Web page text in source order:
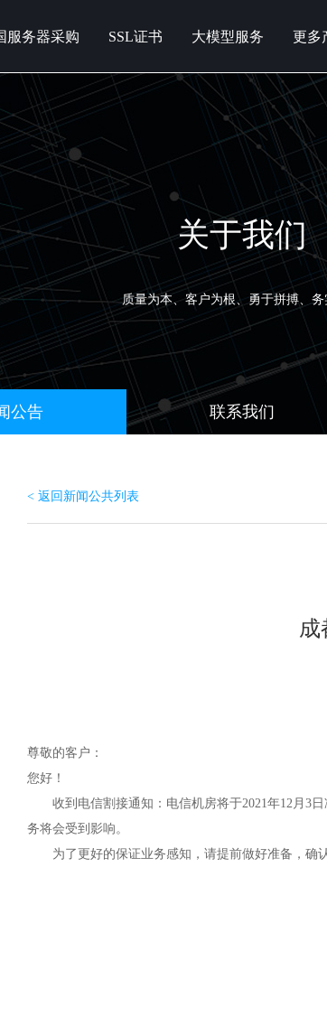
服务器采购 SSL证书 大模型服务 更多
关于我们
质量为本、客户为根、勇于拼搏、
公告 联系我们
< 返回新闻公共列表
成
尊敬的客户：
您好！
收到电信割接通知：电信机房将于2021年12月3日
务将会受到影响。
为了更好的保证业务感知，请提前做好准备，确认